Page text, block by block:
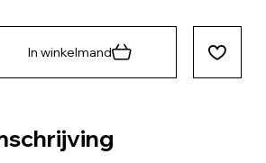
In winkelmand